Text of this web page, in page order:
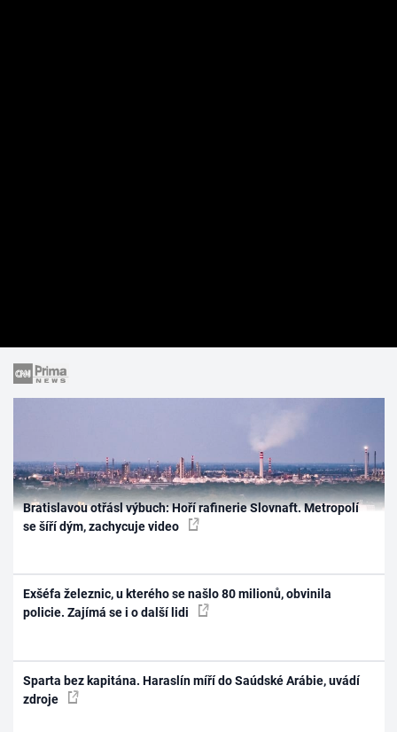
Bratislavou otřásl výbuch: Hoří rafinerie Slovnaft. Metropolí
se šíří dým, zachycuje video
Exšéfa železnic, u kterého se našlo 80 milionů, obvinila
policie. Zajímá se i o další lidi
Sparta bez kapitána. Haraslín míří do Saúdské Arábie, uvádí
zdroje